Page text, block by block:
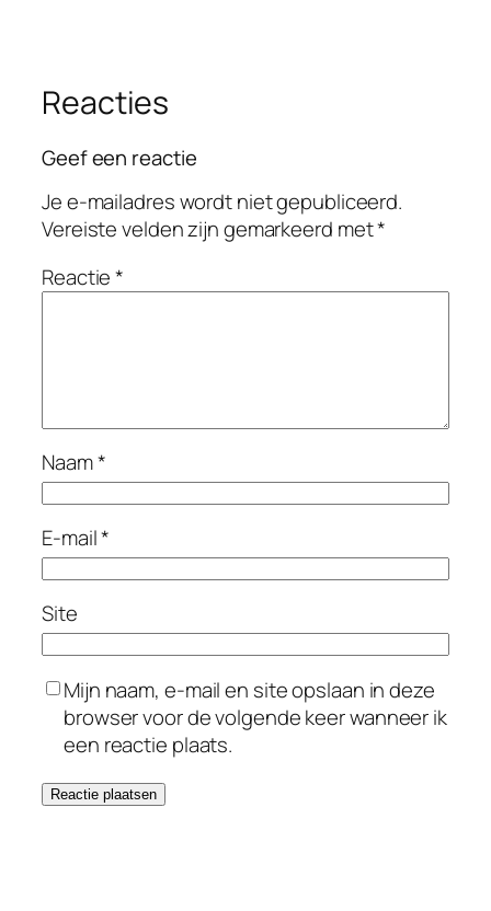
Reacties
Geef een reactie
Je e-mailadres wordt niet gepubliceerd.
Vereiste velden zijn gemarkeerd met*
Reactie*
Naam*
E-mail*
Site
Mijn naam, e-mail en site opslaan in deze
browser voor de volgende keer wanneer ik
een reactie plaats.